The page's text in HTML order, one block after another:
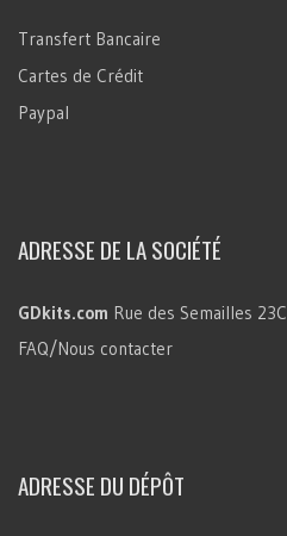
Transfert Bancaire
Cartes de Crédit
Paypal
ADRESSE DE LA SOCIÉTÉ
GDkits.com Rue des Semailles 23C
FAQ/Nous contacter
ADRESSE DU DÉPÔT